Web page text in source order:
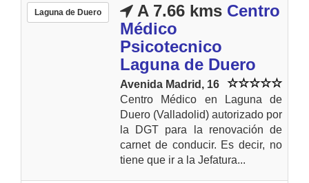
Laguna de Duero A 7.66 kms Centro
Médico
Psicotecnico
Laguna de Duero
Avenida Madrid, 16
Centro Médico en Laguna de
Duero (Valladolid) autorizado por
la DGT para la renovación de
carnet de conducir. Es decir, no
tiene que ir a la Jefatura...